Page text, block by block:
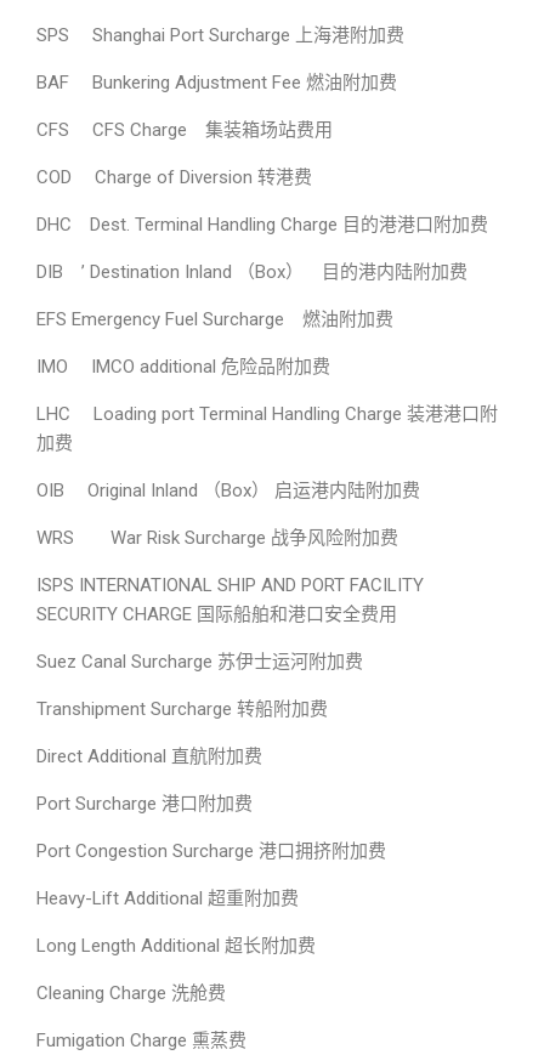
SPS Shanghai Port Surcharge 上海港附加费
BAF Bunkering Adjustment Fee 燃油附加费
CFS CFS Charge 集装箱场站费用
COD Charge of Diversion 转港费
DHC Dest. Terminal Handling Charge 目的港港口附加费
DIB ’ Destination Inland （Box） 目的港内陆附加费
EFS Emergency Fuel Surcharge 燃油附加费
IMO IMCO additional 危险品附加费
LHC Loading port Terminal Handling Charge 装港港口附
加费
OIB Original Inland （Box） 启运港内陆附加费
WRS War Risk Surcharge 战争风险附加费
ISPS INTERNATIONAL SHIP AND PORT FACILITY
SECURITY CHARGE 国际船舶和港口安全费用
Suez Canal Surcharge 苏伊士运河附加费
Transhipment Surcharge 转船附加费
Direct Additional 直航附加费
Port Surcharge 港口附加费
Port Congestion Surcharge 港口拥挤附加费
Heavy-Lift Additional 超重附加费
Long Length Additional 超长附加费
Cleaning Charge 洗舱费
Fumigation Charge 熏蒸费